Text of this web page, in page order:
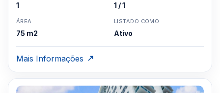
1 1 / 1
ÁREA
75 m2
LISTADO COMO
Ativo
Mais Informações